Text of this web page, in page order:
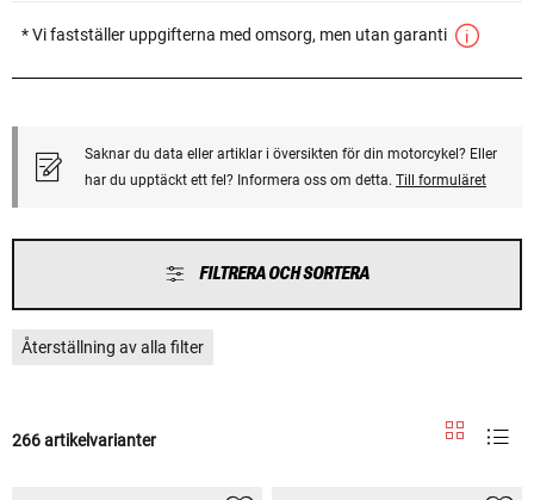
* Vi fastställer uppgifterna med omsorg, men utan garanti
Saknar du data eller artiklar i översikten för din motorcykel? Eller
har du upptäckt ett fel? Informera oss om detta. Till formuläret
FILTRERA OCH SORTERA
Återställning av alla filter
266 artikelvarianter